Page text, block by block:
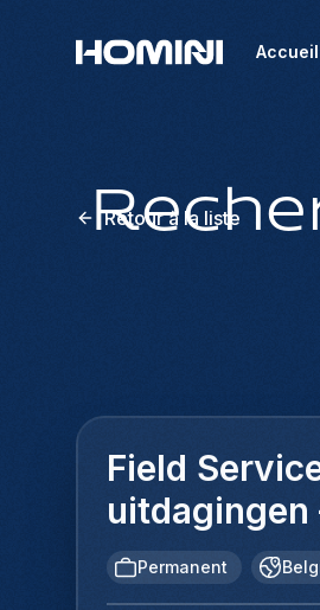
Accueil
Retour à la liste
Field
uitdagingen
Permanent